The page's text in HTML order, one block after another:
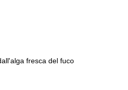
fresca del fuco